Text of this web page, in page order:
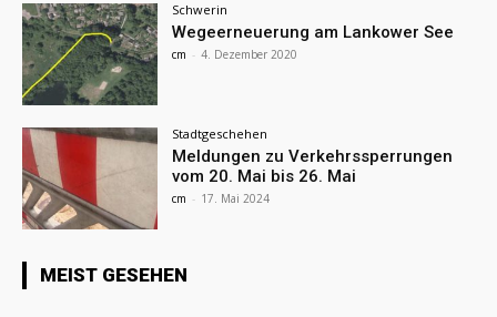
Schwerin
Wegeerneuerung am Lankower See
cm - 4. Dezember 2020
Stadtgeschehen
Meldungen zu Verkehrssperrungen
vom 20. Mai bis 26. Mai
cm - 17. Mai 2024
MEIST GESEHEN